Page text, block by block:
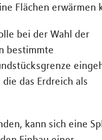
Flächen erwärmen
bei der Wahl der
bestimmte
das Erdreich als
kann sich eine